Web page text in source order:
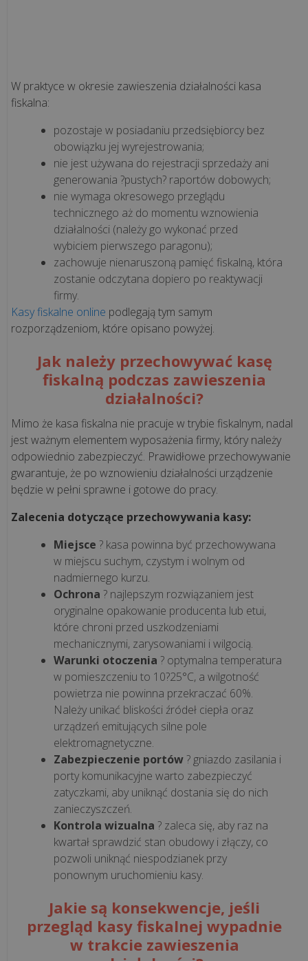
dla
rosnącej
pizzer...
„Krzepka
technologia
marzenia
zdrowy...
stanowisko
kasowe,
oszczędza
czas.
Zobacz,
...
biznesu
„Sztuka
przygotować
kroków
W praktyce w okresie zawieszenia działalności kasa
fiskalna:
pozostaje w posiadaniu przedsiębiorcy bez
obowiązku jej wyrejestrowania;
nie jest używana do rejestracji sprzedaży ani
generowania ?pustych? raportów dobowych;
nie wymaga okresowego przeglądu
technicznego aż do momentu wznowienia
działalności (należy go wykonać przed
wybiciem pierwszego paragonu);
zachowuje nienaruszoną pamięć fiskalną, która
zostanie odczytana dopiero po reaktywacji
firmy.
Kasy fiskalne online podlegają tym samym
rozporządzeniom, które opisano powyżej.
Jak należy przechowywać kasę
fiskalną podczas zawieszenia
działalności?
Mimo że kasa fiskalna nie pracuje w trybie fiskalnym, nadal
jest ważnym elementem wyposażenia firmy, który należy
odpowiednio zabezpieczyć. Prawidłowe przechowywanie
gwarantuje, że po wznowieniu działalności urządzenie
będzie w pełni sprawne i gotowe do pracy.
Zalecenia dotyczące przechowywania kasy:
Miejsce ? kasa powinna być przechowywana
w miejscu suchym, czystym i wolnym od
nadmiernego kurzu.
Ochrona ? najlepszym rozwiązaniem jest
oryginalne opakowanie producenta lub etui,
które chroni przed uszkodzeniami
mechanicznymi, zarysowaniami i wilgocią.
Warunki otoczenia ? optymalna temperatura
w pomieszczeniu to 10?25°C, a wilgotność
powietrza nie powinna przekraczać 60%.
Należy unikać bliskości źródeł ciepła oraz
urządzeń emitujących silne pole
elektromagnetyczne.
Zabezpieczenie portów ? gniazdo zasilania i
porty komunikacyjne warto zabezpieczyć
zatyczkami, aby uniknąć dostania się do nich
zanieczyszczeń.
Kontrola wizualna ? zaleca się, aby raz na
kwartał sprawdzić stan obudowy i złączy, co
pozwoli uniknąć niespodzianek przy
ponownym uruchomieniu kasy.
Jakie są konsekwencje, jeśli
przegląd kasy fiskalnej wypadnie
w trakcie zawieszenia